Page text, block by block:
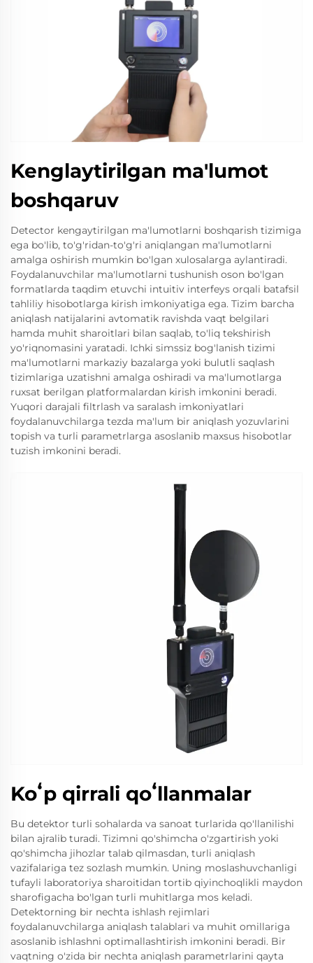
Kenglaytirilgan ma'lumot
boshqaruv
Deteсtor kengaytirilgan ma'lumotlarni boshqarish tizimiga
ega bo'lib, to'g'ridan-to'g'ri aniqlangan ma'lumotlarni
amalga oshirish mumkin bo'lgan xulosalarga aylantiradi.
Foydalanuvchilar ma'lumotlarni tushunish oson bo'lgan
formatlarda taqdim etuvchi intuitiv interfeys orqali batafsil
tahliliy hisobotlarga kirish imkoniyatiga ega. Tizim barcha
aniqlash natijalarini avtomatik ravishda vaqt belgilari
hamda muhit sharoitlari bilan saqlab, to'liq tekshirish
yo'riqnomasini yaratadi. Ichki simssiz bog'lanish tizimi
ma'lumotlarni markaziy bazalarga yoki bulutli saqlash
tizimlariga uzatishni amalga oshiradi va ma'lumotlarga
ruxsat berilgan platformalardan kirish imkonini beradi.
Yuqori darajali filtrlash va saralash imkoniyatlari
foydalanuvchilarga tezda ma'lum bir aniqlash yozuvlarini
topish va turli parametrlarga asoslanib maxsus hisobotlar
tuzish imkonini beradi.
Koʻp qirrali qoʻllanmalar
Bu detektor turli sohalarda va sanoat turlarida qo'llanilishi
bilan ajralib turadi. Tizimni qo'shimcha o'zgartirish yoki
qo'shimcha jihozlar talab qilmasdan, turli aniqlash
vazifalariga tez sozlash mumkin. Uning moslashuvchanligi
tufayli laboratoriya sharoitidan tortib qiyinchoqlikli maydon
sharofigacha bo'lgan turli muhitlarga mos keladi.
Detektorning bir nechta ishlash rejimlari
foydalanuvchilarga aniqlash talablari va muhit omillariga
asoslanib ishlashni optimallashtirish imkonini beradi. Bir
vaqtning o'zida bir nechta aniqlash parametrlarini qayta